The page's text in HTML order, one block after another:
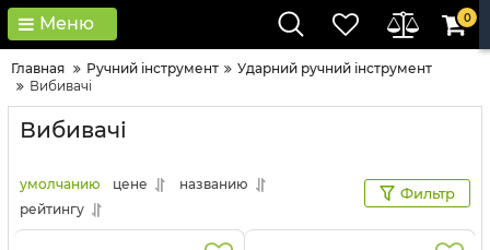
Меню 0
Главная Ручний інструмент
Ударний ручний інструмент
Вибивачі
Вибивачі
умолчанию цене
названию
рейтингу
Фильтр